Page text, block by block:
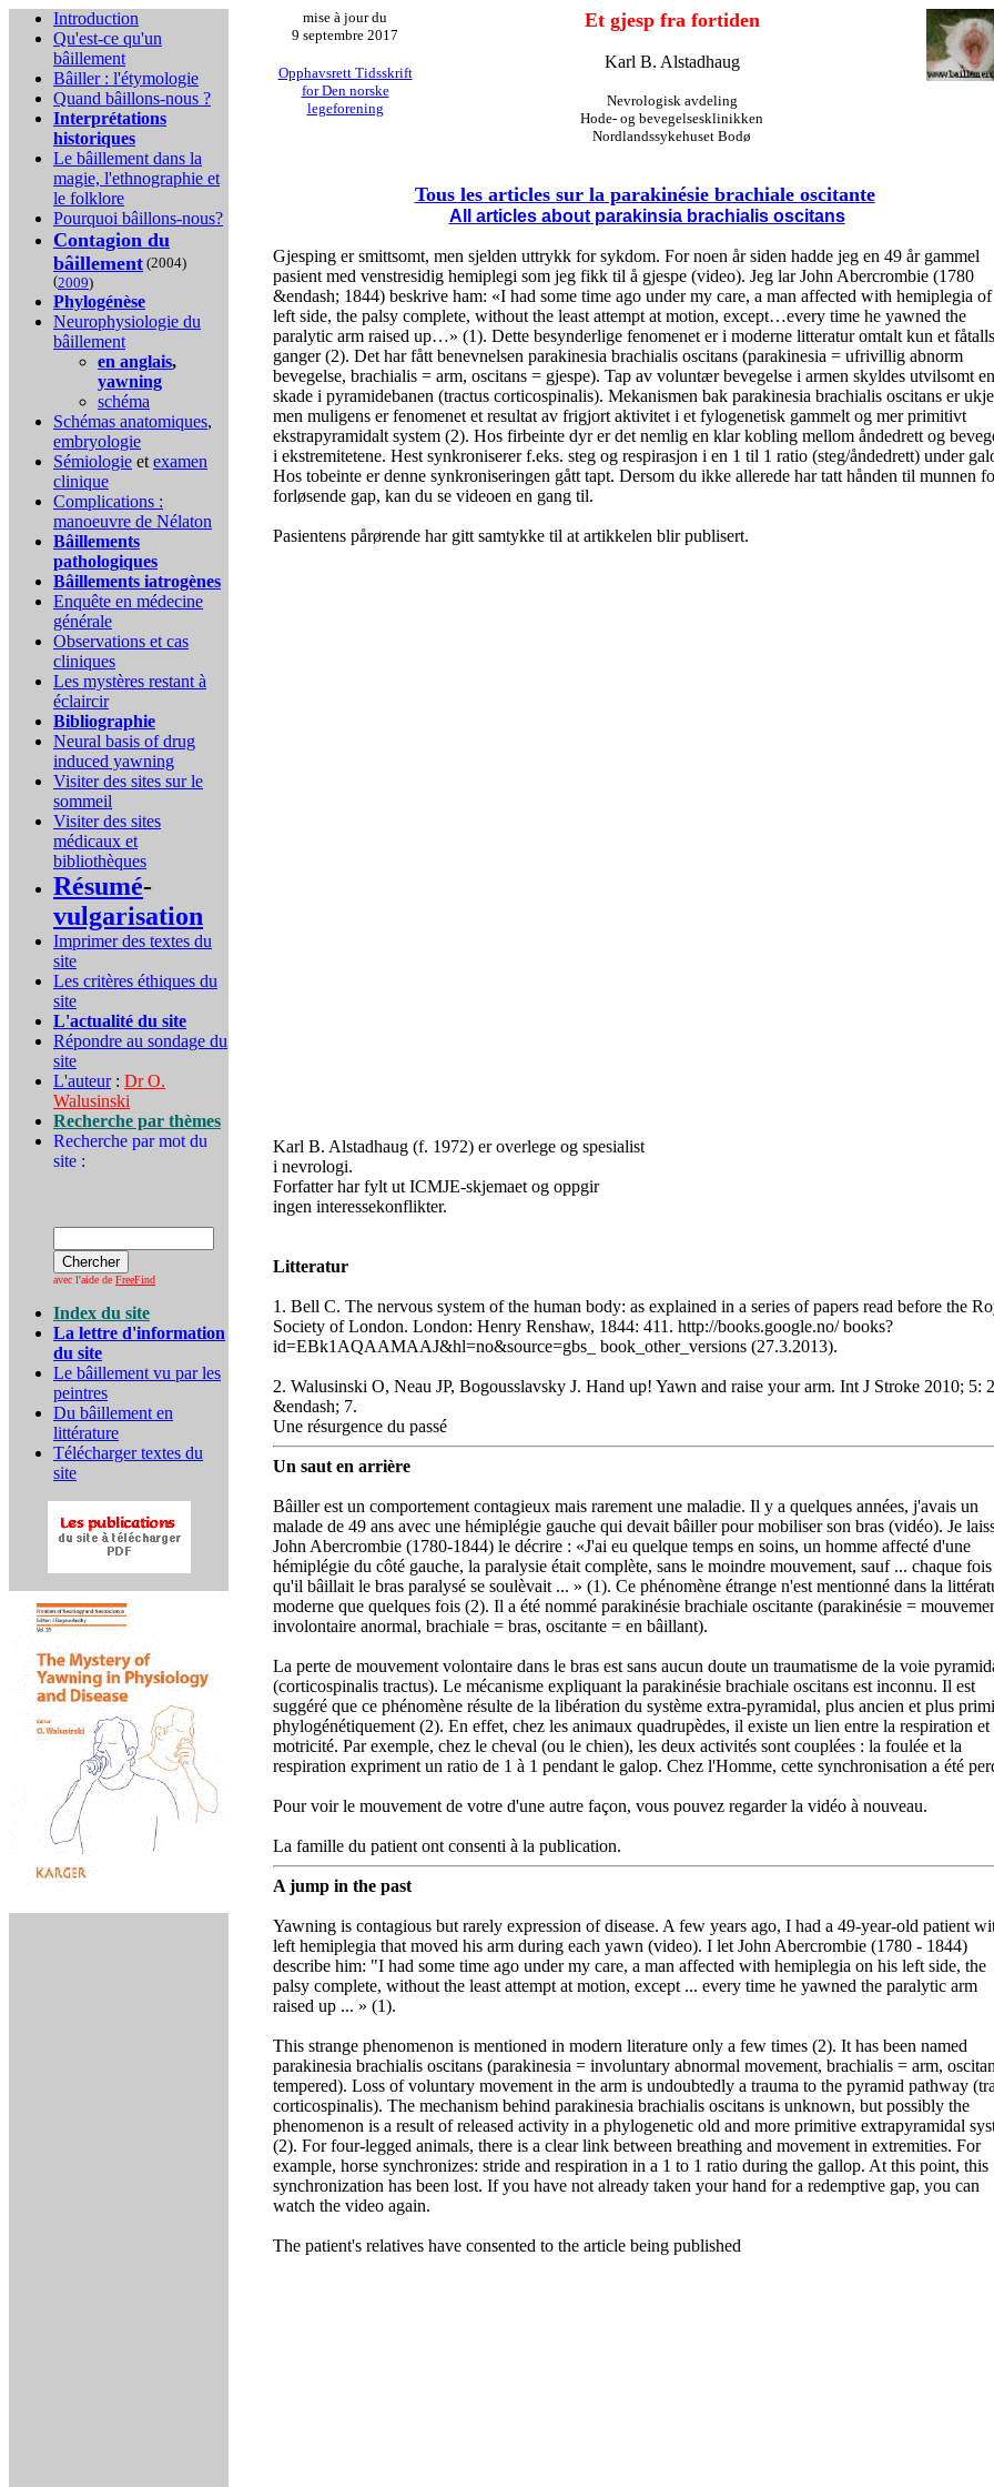
Introduction
Qu'est-ce qu'un
bâillement
Bâiller : l'étymologie
Quand bâillons-nous ?
Interprétations
historiques
Le bâillement dans la
magie, l'ethnographie et
le folklore
Pourquoi bâillons-nous?
Contagion du
bâillement (2004)
(2009)
Phylogénèse
Neurophysiologie du
bâillement
en anglais,
yawning
schéma
Schémas anatomiques,
embryologie
Sémiologie et examen
clinique
Complications :
manoeuvre de Nélaton
Bâillements
pathologiques
Bâillements iatrogènes
Enquête en médecine
générale
Observations et cas
cliniques
Les mystères restant à
éclaircir
Bibliographie
Neural basis of drug
induced yawning
Visiter des sites sur le
sommeil
Visiter des sites
médicaux et
bibliothèques
Résumé-
vulgarisation
Imprimer des textes du
site
Les critères éthiques du
site
L'actualité du site
Répondre au sondage du
site
L'auteur: Dr O.
Walusinski
Recherche par thèmes
Recherche par mot du
site :
avec l'aide de FreeFind
Index du site
La lettre d'information
du site
Le bâillement vu par les
peintres
Du bâillement en
littérature
Télécharger textes du
site
mise à jour du
9 septembre 2017
Opphavsrett Tidsskrift
for Den norske
legeforening
Et gjesp fra fortiden
Karl B. Alstadhaug
Nevrologisk avdeling
Hode- og bevegelsesklinikken
Nordlandssykehuset Bodø
Tous les articles sur la parakinésie brachiale oscitante
All articles about parakinsia brachialis oscitans
Gjesping er smittsomt, men sjelden uttrykk for sykdom. For noen år siden hadde jeg en 49 år gammel
pasient med venstresidig hemiplegi som jeg fikk til å gjespe (video). Jeg lar John Abercrombie (1780
&endash; 1844) beskrive ham: «I had some time ago under my care, a man affected with hemiplegia
left side, the palsy complete, without the least attempt at motion, except…every time he yawned the
paralytic arm raised up…» (1). Dette besynderlige fenomenet er i moderne litteratur omtalt kun et fåtalls
ganger (2). Det har fått benevnelsen parakinesia brachialis oscitans (parakinesia = ufrivillig abnorm
bevegelse, brachialis = arm, oscitans = gjespe). Tap av voluntær bevegelse i armen skyldes utvilsomt en
skade i pyramidebanen (tractus corticospinalis). Mekanismen bak parakinesia brachialis oscitans er
men muligens er fenomenet et resultat av frigjort aktivitet i et fylogenetisk gammelt og mer primitivt
ekstrapyramidalt system (2). Hos firbeinte dyr er det nemlig en klar kobling mellom åndedrett og
i ekstremitetene. Hest synkroniserer f.eks. steg og respirasjon i en 1 til 1 ratio (steg/åndedrett) under
Hos tobeinte er denne synkroniseringen gått tapt. Dersom du ikke allerede har tatt hånden til munnen
forløsende gap, kan du se videoen en gang til.
Pasientens pårørende har gitt samtykke til at artikkelen blir publisert.
Karl B. Alstadhaug (f. 1972) er overlege og spesialist
i nevrologi.
Forfatter har fylt ut ICMJE-skjemaet og oppgir
ingen interessekonflikter.
Litteratur
1. Bell C. The nervous system of the human body: as explained in a series of papers read before the
Society of London. London: Henry Renshaw, 1844: 411. http://books.google.no/ books?
id=EBk1AQAAMAAJ&hl=no&source=gbs_ book_other_versions (27.3.2013).
2. Walusinski O, Neau JP, Bogousslavsky J. Hand up! Yawn and raise your arm. Int J Stroke 2010; 5:
&endash; 7.
Une résurgence du passé
Un saut en arrière
Bâiller est un comportement contagieux mais rarement une maladie. Il y a quelques années, j'avais un
malade de 49 ans avec une hémiplégie gauche qui devait bâiller pour mobiliser son bras (vidéo). Je
John Abercrombie (1780-1844) le décrire : «J'ai eu quelque temps en soins, un homme affecté d'une
hémiplégie du côté gauche, la paralysie était complète, sans le moindre mouvement, sauf ... chaque fois
qu'il bâillait le bras paralysé se soulèvait ... » (1). Ce phénomène étrange n'est mentionné dans la
moderne que quelques fois (2). Il a été nommé parakinésie brachiale oscitante (parakinésie =
involontaire anormal, brachiale = bras, oscitante = en bâillant).
La perte de mouvement volontaire dans le bras est sans aucun doute un traumatisme de la voie
(corticospinalis tractus). Le mécanisme expliquant la parakinésie brachiale oscitans est inconnu. Il est
suggéré que ce phénomène résulte de la libération du système extra-pyramidal, plus ancien et plus
phylogénétiquement (2). En effet, chez les animaux quadrupèdes, il existe un lien entre la respiration et
motricité. Par exemple, chez le cheval (ou le chien), les deux activités sont couplées : la foulée et la
respiration expriment un ratio de 1 à 1 pendant le galop. Chez l'Homme, cette synchronisation a été
Pour voir le mouvement de votre d'une autre façon, vous pouvez regarder la vidéo à nouveau.
La famille du patient ont consenti à la publication.
A jump in the past
Yawning is contagious but rarely expression of disease. A few years ago, I had a 49-year-old patient
left hemiplegia that moved his arm during each yawn (video). I let John Abercrombie (1780 - 1844)
describe him: "I had some time ago under my care, a man affected with hemiplegia on his left side, the
palsy complete, without the least attempt at motion, except ... every time he yawned the paralytic arm
raised up ... » (1).
This strange phenomenon is mentioned in modern literature only a few times (2). It has been named
parakinesia brachialis oscitans (parakinesia = involuntary abnormal movement, brachialis = arm,
tempered). Loss of voluntary movement in the arm is undoubtedly a trauma to the pyramid pathway
corticospinalis). The mechanism behind parakinesia brachialis oscitans is unknown, but possibly the
phenomenon is a result of released activity in a phylogenetic old and more primitive extrapyramidal
(2). For four-legged animals, there is a clear link between breathing and movement in extremities. For
example, horse synchronizes: stride and respiration in a 1 to 1 ratio during the gallop. At this point, this
synchronization has been lost. If you have not already taken your hand for a redemptive gap, you can
watch the video again.
The patient's relatives have consented to the article being published